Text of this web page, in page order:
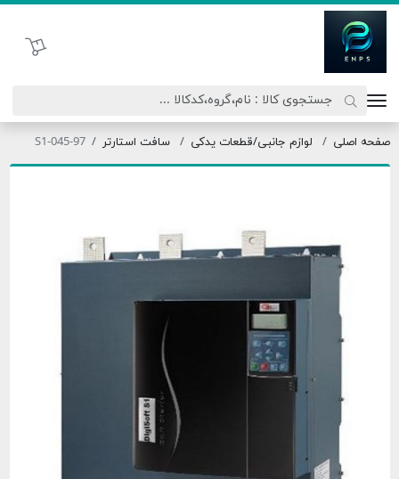
سبد خرید
صفحه اصلی لوازم جانبی/قطعات یدکی سافت استارتر S1-045-97